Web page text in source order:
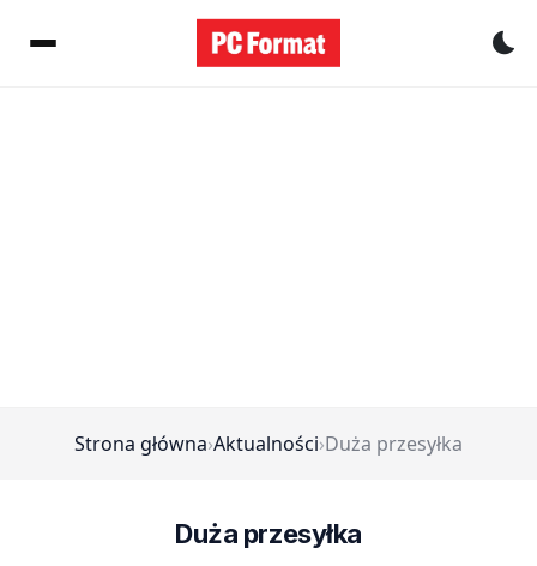
Strona główna›Aktualności›Duża przesyłka
Duża przesyłka